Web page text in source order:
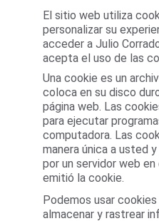
El sitio web utiliza
personalizar su
acceder a Julio
acepta el uso de las
Una cookie es un
coloca en su disco
página web. Las
para ejecutar
computadora. Las
manera única a usted
por un servidor web
emitió la cookie.
Podemos usar
almacenar y rastrear